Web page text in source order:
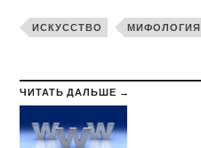
ИСКУССТВО МИФОЛОГИЯ
ЧИТАТЬ ДАЛЬШЕ →